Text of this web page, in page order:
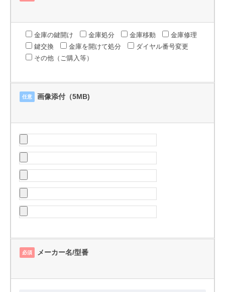
金庫の鍵開け 金庫処分 金庫移動
金庫修理
鍵交換
金庫を開けて処分
ダイヤル番号変更
その他（ご購入等）
任意 画像添付（5MB)
必須 メーカー名/型番